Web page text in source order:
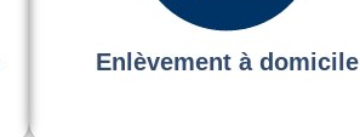
Enlèvement à domicile